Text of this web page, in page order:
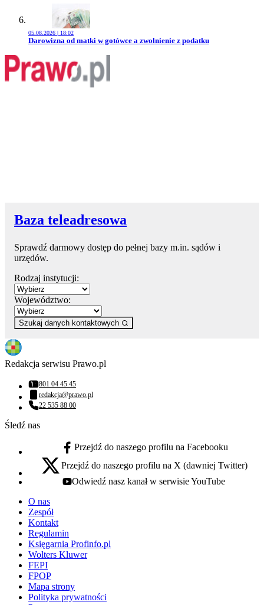
05.08.2026 | 18:02
Przejdź do artykułu:
Darowizna od matki w gotówce a zwolnienie z podatku
Baza teleadresowa
Sprawdź darmowy dostęp do pełnej bazy m.in. sądów i
urzędów.
Rodzaj instytucji:
Województwo:
Szukaj danych kontaktowych
Redakcja serwisu Prawo.pl
Numer telefonu:
801 04 45 45
Adres email:
redakcja@prawo.pl
Numer telefonu:
22 535 88 00
Śledź nas
facebook - otwiera się w nowej karcie
Przejdź do naszego profilu na Facebooku
x - otwiera się w nowej karcie
Przejdź do naszego profilu na X (dawniej Twitter)
youtube - otwiera się w nowej karcie
Odwiedź nasz kanał w serwisie YouTube
O nas
Zespół
Kontakt
Regulamin
Księgarnia Profinfo.pl
Wolters Kluwer
FEPI
FPOP
Mapa strony
Polityka prywatności